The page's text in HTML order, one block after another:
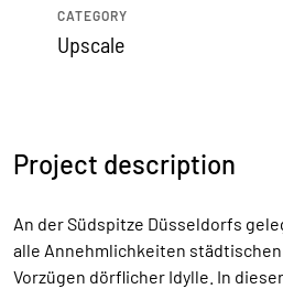
CATEGORY
Upscale
Project description
An der Südspitze Düsseldorfs
alle Annehmlichkeiten
Vorzügen dörflicher Idylle. In